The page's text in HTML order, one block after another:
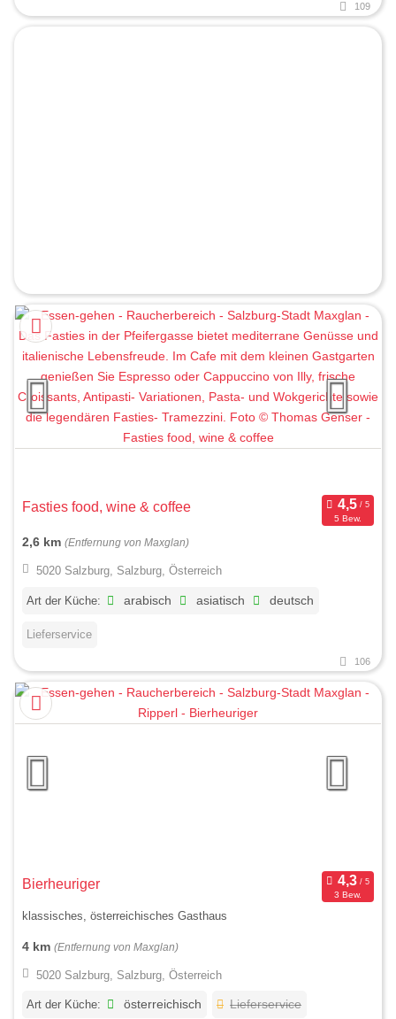
109
Fasties food, wine & coffee
5 Bew.
2,6 km (Entfernung von Maxglan)
5020 Salzburg, Salzburg, Österreich
Art der Küche: arabisch asiatisch deutsch
Lieferservice
106
Bierheuriger
3 Bew.
klassisches, österreichisches Gasthaus
4 km (Entfernung von Maxglan)
5020 Salzburg, Salzburg, Österreich
Art der Küche: österreichisch Lieferservice